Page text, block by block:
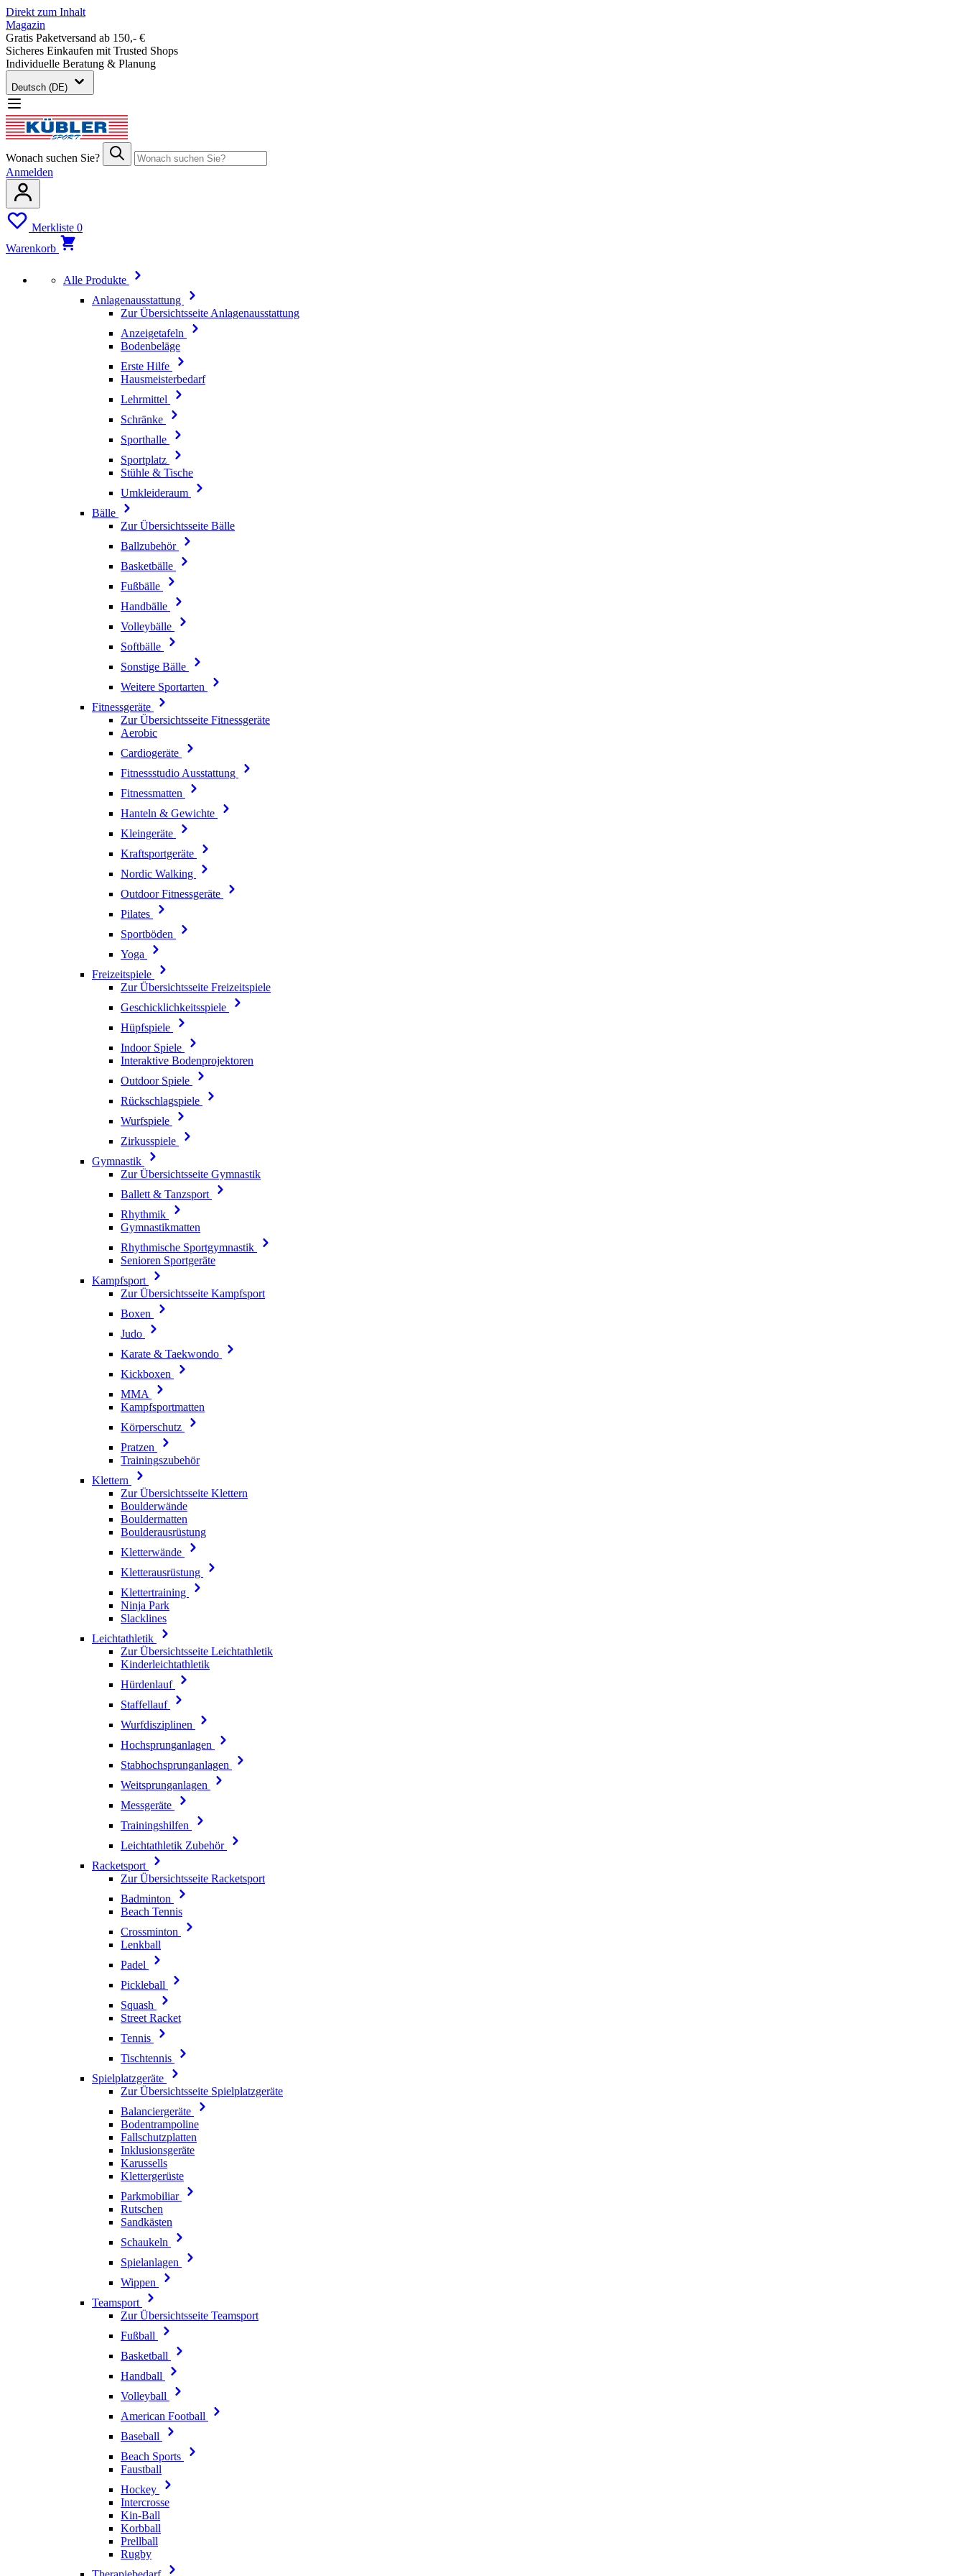
Direkt zum Inhalt
Magazin
Gratis Paketversand ab 150,- €
Sicheres Einkaufen mit Trusted Shops
Individuelle Beratung & Planung
Deutsch (DE)
Wonach suchen Sie?
Anmelden
Merkliste 0
Warenkorb
Alle Produkte
Anlagenausstattung
Zur Übersichtsseite Anlagenausstattung
Anzeigetafeln
Bodenbeläge
Erste Hilfe
Hausmeisterbedarf
Lehrmittel
Schränke
Sporthalle
Sportplatz
Stühle & Tische
Umkleideraum
Bälle
Zur Übersichtsseite Bälle
Ballzubehör
Basketbälle
Fußbälle
Handbälle
Volleybälle
Softbälle
Sonstige Bälle
Weitere Sportarten
Fitnessgeräte
Zur Übersichtsseite Fitnessgeräte
Aerobic
Cardiogeräte
Fitnessstudio Ausstattung
Fitnessmatten
Hanteln & Gewichte
Kleingeräte
Kraftsportgeräte
Nordic Walking
Outdoor Fitnessgeräte
Pilates
Sportböden
Yoga
Freizeitspiele
Zur Übersichtsseite Freizeitspiele
Geschicklichkeitsspiele
Hüpfspiele
Indoor Spiele
Interaktive Bodenprojektoren
Outdoor Spiele
Rückschlagspiele
Wurfspiele
Zirkusspiele
Gymnastik
Zur Übersichtsseite Gymnastik
Ballett & Tanzsport
Rhythmik
Gymnastikmatten
Rhythmische Sportgymnastik
Senioren Sportgeräte
Kampfsport
Zur Übersichtsseite Kampfsport
Boxen
Judo
Karate & Taekwondo
Kickboxen
MMA
Kampfsportmatten
Körperschutz
Pratzen
Trainingszubehör
Klettern
Zur Übersichtsseite Klettern
Boulderwände
Bouldermatten
Boulderausrüstung
Kletterwände
Kletterausrüstung
Klettertraining
Ninja Park
Slacklines
Leichtathletik
Zur Übersichtsseite Leichtathletik
Kinderleichtathletik
Hürdenlauf
Staffellauf
Wurfdisziplinen
Hochsprunganlagen
Stabhochsprunganlagen
Weitsprunganlagen
Messgeräte
Trainingshilfen
Leichtathletik Zubehör
Racketsport
Zur Übersichtsseite Racketsport
Badminton
Beach Tennis
Crossminton
Lenkball
Padel
Pickleball
Squash
Street Racket
Tennis
Tischtennis
Spielplatzgeräte
Zur Übersichtsseite Spielplatzgeräte
Balanciergeräte
Bodentrampoline
Fallschutzplatten
Inklusionsgeräte
Karussells
Klettergerüste
Parkmobiliar
Rutschen
Sandkästen
Schaukeln
Spielanlagen
Wippen
Teamsport
Zur Übersichtsseite Teamsport
Fußball
Basketball
Handball
Volleyball
American Football
Baseball
Beach Sports
Faustball
Hockey
Intercrosse
Kin-Ball
Korbball
Prellball
Rugby